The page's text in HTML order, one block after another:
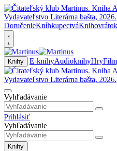
DoručenieKníhkupectváKnihovrátok
Knihy E-knihyAudioknihyHry
Vyhľadávanie
Prihlásiť
Vyhľadávanie
Knihy